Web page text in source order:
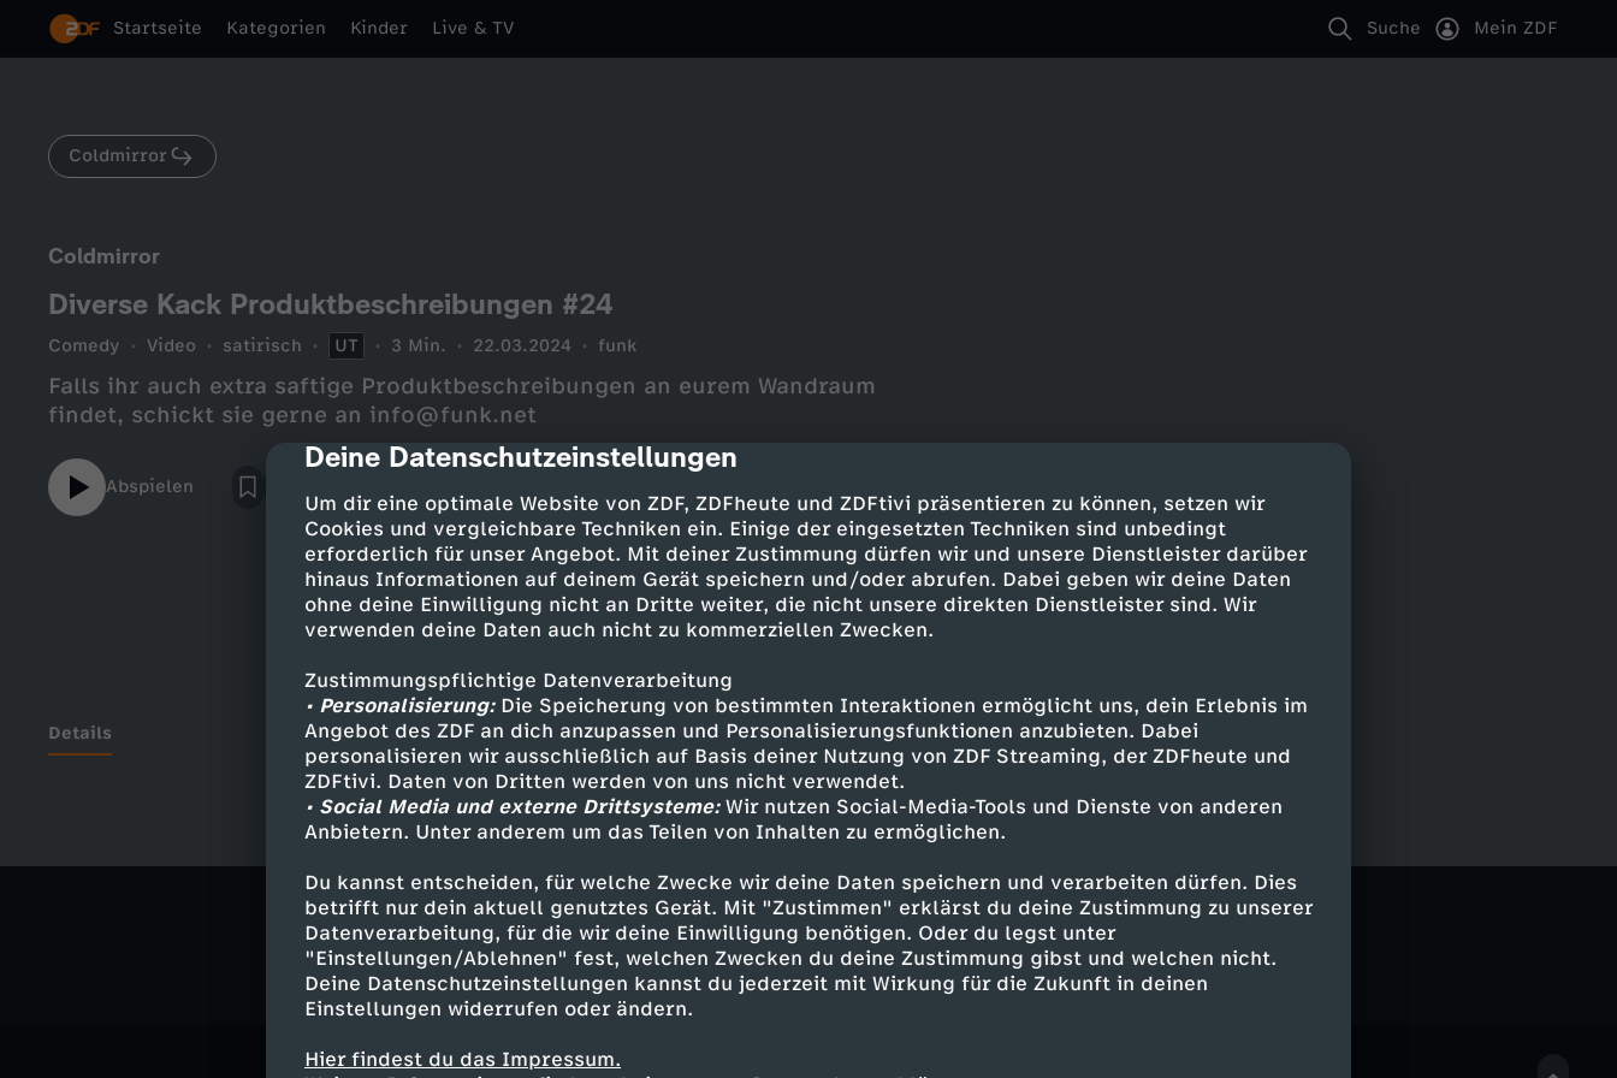
cmp-dialog-description
Deine Datenschutzeinstellungen
Um dir eine optimale Website von ZDF, ZDFheute und ZDFtivi präsentieren zu können, setzen wir
Cookies und vergleichbare Techniken ein. Einige der eingesetzten Techniken sind unbedingt
erforderlich für unser Angebot. Mit deiner Zustimmung dürfen wir und unsere Dienstleister darüber
hinaus Informationen auf deinem Gerät speichern und/oder abrufen. Dabei geben wir deine Daten
ohne deine Einwilligung nicht an Dritte weiter, die nicht unsere direkten Dienstleister sind. Wir
verwenden deine Daten auch nicht zu kommerziellen Zwecken.
Zustimmungspflichtige Datenverarbeitung
• Personalisierung:Die Speicherung von bestimmten Interaktionen ermöglicht uns, dein Erlebnis im
Angebot des ZDF an dich anzupassen und Personalisierungsfunktionen anzubieten. Dabei
personalisieren wir ausschließlich auf Basis deiner Nutzung von ZDF Streaming, der ZDFheute und
ZDFtivi. Daten von Dritten werden von uns nicht verwendet.
• Social Media und externe Drittsysteme:Wir nutzen Social-Media-Tools und Dienste von anderen
Anbietern. Unter anderem um das Teilen von Inhalten zu ermöglichen.
Du kannst entscheiden, für welche Zwecke wir deine Daten speichern und verarbeiten dürfen. Dies
betrifft nur dein aktuell genutztes Gerät. Mit "Zustimmen" erklärst du deine Zustimmung zu unserer
Datenverarbeitung, für die wir deine Einwilligung benötigen. Oder du legst unter
"Einstellungen/Ablehnen" fest, welchen Zwecken du deine Zustimmung gibst und welchen nicht.
Deine Datenschutzeinstellungen kannst du jederzeit mit Wirkung für die Zukunft in deinen
Einstellungen widerrufen oder ändern.
Hier findest du das Impressum.
Startseite Kategorien Kinder Live & TV Suche Mein ZDF
Coldmirror
Coldmirror
Diverse Kack Produktbeschreibungen #24
Comedy Video satirisch UT 3 Min. 22.03.2024 funk
Falls ihr auch extra saftige Produktbeschreibungen an eurem Wandraum
findet, schickt sie gerne an info@funk.net
Abspielen
Details
Ähnliche Inhalte entdecken
Comedy Video satirisch Untertitel Coldmirror